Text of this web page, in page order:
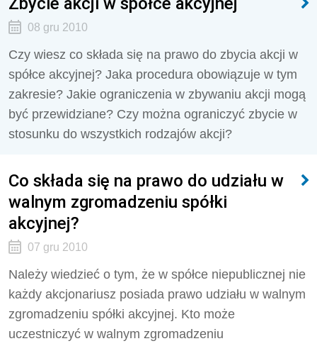
08 gru 2010
Czy wiesz co składa się na prawo do zbycia akcji w
spółce akcyjnej? Jaka procedura obowiązuje w tym
zakresie? Jakie ograniczenia w zbywaniu akcji mogą
być przewidziane? Czy można ograniczyć zbycie w
stosunku do wszystkich rodzajów akcji?
Co składa się na prawo do udziału w
walnym zgromadzeniu spółki
akcyjnej?
07 gru 2010
Należy wiedzieć o tym, że w spółce niepublicznej nie
każdy akcjonariusz posiada prawo udziału w walnym
zgromadzeniu spółki akcyjnej. Kto może
uczestniczyć w walnym zgromadzeniu